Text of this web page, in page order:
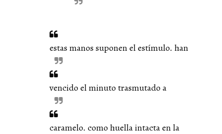
estas manos suponen el estímulo. han
vencido el minuto trasmutado a
caramelo. como huella intacta en la